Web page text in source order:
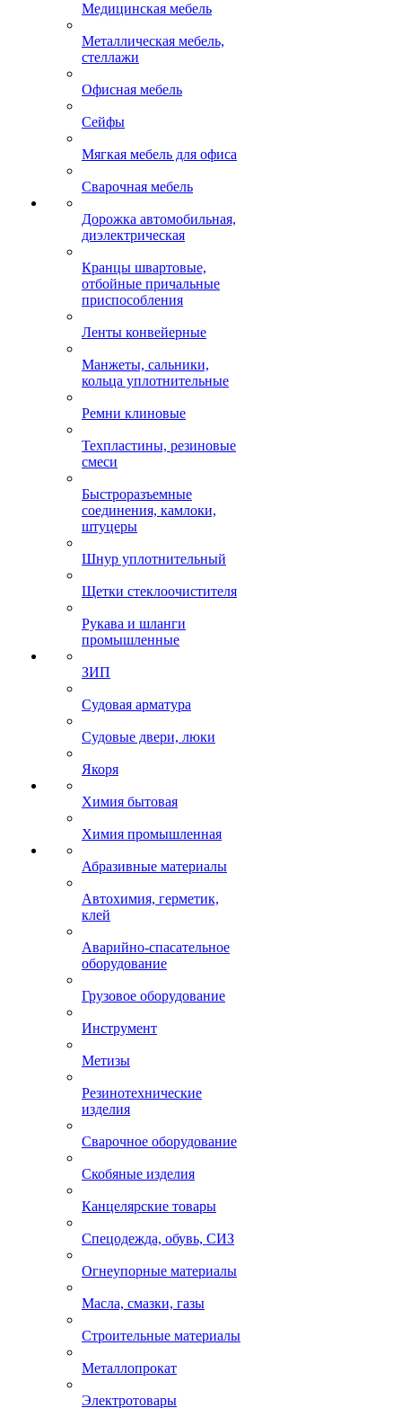
Медицинская мебель
Металлическая мебель,
стеллажи
Офисная мебель
Сейфы
Мягкая мебель для офиса
Сварочная мебель
Дорожка автомобильная,
диэлектрическая
Кранцы швартовые,
отбойные причальные
приспособления
Ленты конвейерные
Манжеты, сальники,
кольца уплотнительные
Ремни клиновые
Техпластины, резиновые
смеси
Быстроразъемные
соединения, камлоки,
штуцеры
Шнур уплотнительный
Щетки стеклоочистителя
Рукава и шланги
промышленные
ЗИП
Судовая арматура
Судовые двери, люки
Якоря
Химия бытовая
Химия промышленная
Абразивные материалы
Автохимия, герметик,
клей
Аварийно-спасательное
оборудование
Грузовое оборудование
Инструмент
Метизы
Резинотехнические
изделия
Сварочное оборудование
Скобяные изделия
Канцелярские товары
Спецодежда, обувь, СИЗ
Огнеупорные материалы
Масла, смазки, газы
Строительные материалы
Металлопрокат
Электротовары